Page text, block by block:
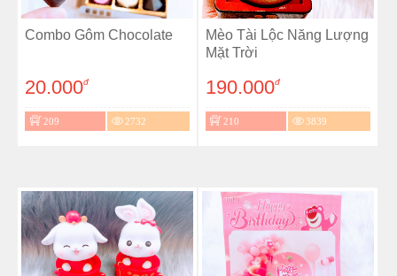
Combo Gôm Chocolate
20.000đ
209 2732
Mèo Tài Lộc Năng Lượng
Mặt Trời
190.000đ
210 3839